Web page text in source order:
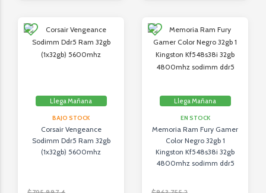
Llega Mañana
BAJO STOCK
Corsair Vengeance
Sodimm Ddr5 Ram 32gb
(1x32gb) 5600mhz
Llega Mañana
EN STOCK
Memoria Ram Fury Gamer
Color Negro 32gb 1
Kingston Kf548s38i 32gb
4800mhz sodimm ddr5